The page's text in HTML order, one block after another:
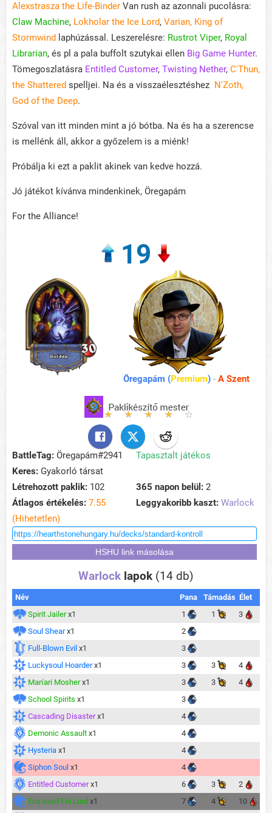
Alexstrasza the Life-Binder Van rush az azonnali pucolásra:
Claw Machine, Lokholar the Ice Lord, Varian, King of
Stormwind laphúzással. Leszerelésre: Rustrot Viper, Royal
Librarian, és pl a pala buffolt szutykai ellen Big Game Hunter.
Tömegoszlatásra Entitled Customer, Twisting Nether, C'Thun,
the Shattered spelljei. Na és a visszaélesztéshez N'Zoth,
God of the Deep.
Szóval van itt minden mint a jó bótba. Na és ha a szerencse
is mellénk áll, akkor a győzelem is a miénk!
Próbálja ki ezt a paklit akinek van kedve hozzá.
Jó játékot kívánva mindenkinek, Öregapám
For the Alliance!
19
Öregapám (Premium)- A Szent
BattleTag: Öregapám#2941
Tapasztalt játékos
Keres: Gyakorló társat
Létrehozott paklik: 102 365 napon belül: 2
Átlagos értékelés: 7.55
(Hihetetlen)
Leggyakoribb kaszt: Warlock
Warlock lapok (14 db)
Név Pana Támadás Élet
Spirit Jailer x1 1 1
3
Soul Shear x1
2
Full-Blown Evil x1
3
Luckysoul Hoarder x1 3 3
4
Man'ari Mosher x1 3 3
4
School Spirits x1
3
Cascading Disaster x1
4
Demonic Assault x1
4
Hysteria x1
4
Siphon Soul x1
4
Entitled Customer x1 6 3
2
Enslaved Fel Lord x1 7 4 10